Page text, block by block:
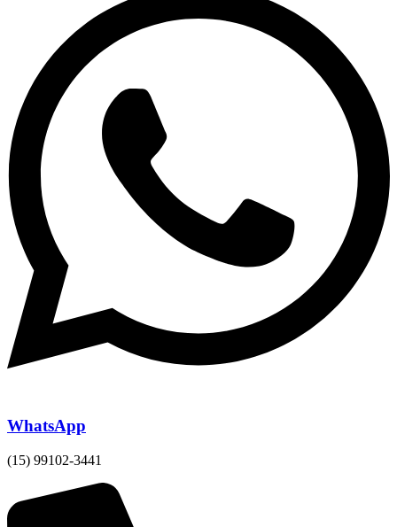
WhatsApp
(15) 99102-3441